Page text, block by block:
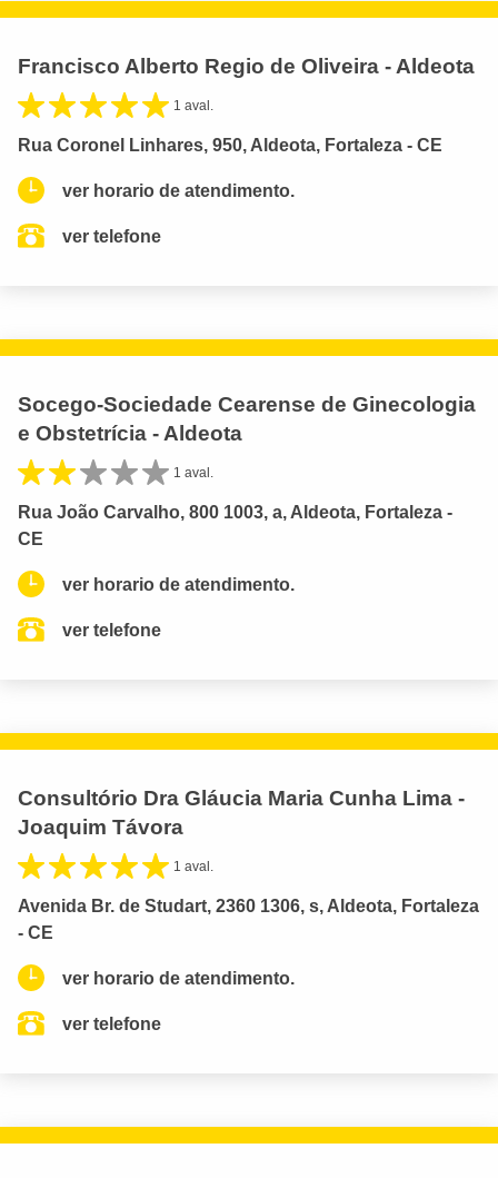
Francisco Alberto Regio de Oliveira - Aldeota
1 aval.
Rua Coronel Linhares, 950, Aldeota, Fortaleza - CE
ver horario de atendimento.
ver telefone
Socego-Sociedade Cearense de Ginecologia
e Obstetrícia - Aldeota
1 aval.
Rua João Carvalho, 800 1003, a, Aldeota, Fortaleza -
CE
ver horario de atendimento.
ver telefone
Consultório Dra Gláucia Maria Cunha Lima -
Joaquim Távora
1 aval.
Avenida Br. de Studart, 2360 1306, s, Aldeota, Fortaleza
- CE
ver horario de atendimento.
ver telefone